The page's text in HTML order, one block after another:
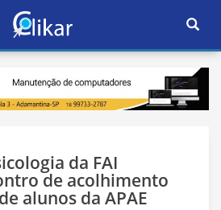
Ativar
da FAI
de acolhimento
alunos da APAE